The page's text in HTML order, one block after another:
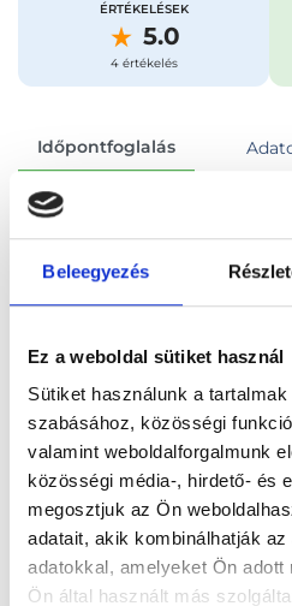
Beleegyezés
Ez a weboldal sütiket használ
Sütiket használunk a
szabásához, közösségi
valamint weboldalforgalmunk
közösségi média-, hirdető- és
megosztjuk az Ön
adatait, akik kombinálhatják
adatokkal, amelyeket Ön
Ön által használt más
ÉRTÉKELÉSEK
5.0
4 értékelés
Időpontfoglalás
Foglalj időpontot
Összes szakterület
Főoldal Orvosok
Hagyományos kínai orvos,
Dr. Zhang Jiahui